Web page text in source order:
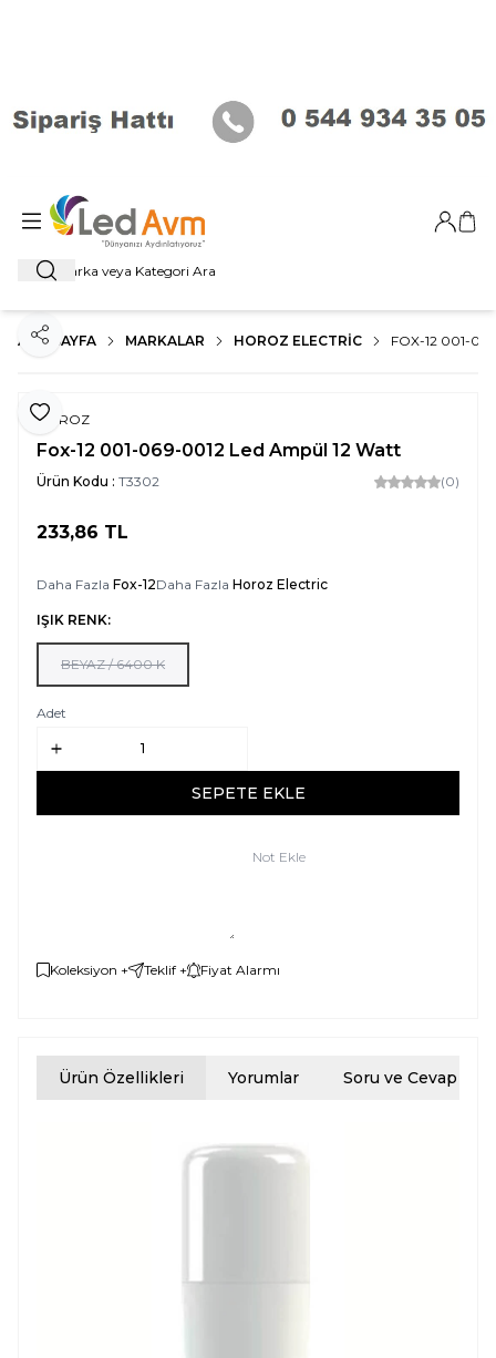
Ara
Giriş
ANA SAYFA MARKALAR HOROZ ELECTRIC FOX-12 001-
Favoriye Ekle
Paylaş
HOROZ
Fox-12 001-069-0012 Led Ampül 12 Watt
Ürün Kodu : T3302 (0)
233,86 TL
Daha Fazla Fox-12Daha Fazla Horoz Electric
IŞIK RENK:
BEYAZ / 6400 K
Adet
SEPETE EKLE
Not Ekle
Koleksiyon + Teklif + Fiyat Alarmı
Ürün Özellikleri Yorumlar Soru ve Cevap